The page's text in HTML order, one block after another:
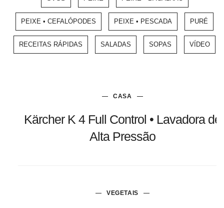
PEIXE • CEFALÓPODES PEIXE • PESCADA PURÉ
RECEITAS RÁPIDAS SALADAS SOPAS VÍDEO
CASA
Kärcher K 4 Full Control • Lavadora de
Alta Pressão
VEGETAIS